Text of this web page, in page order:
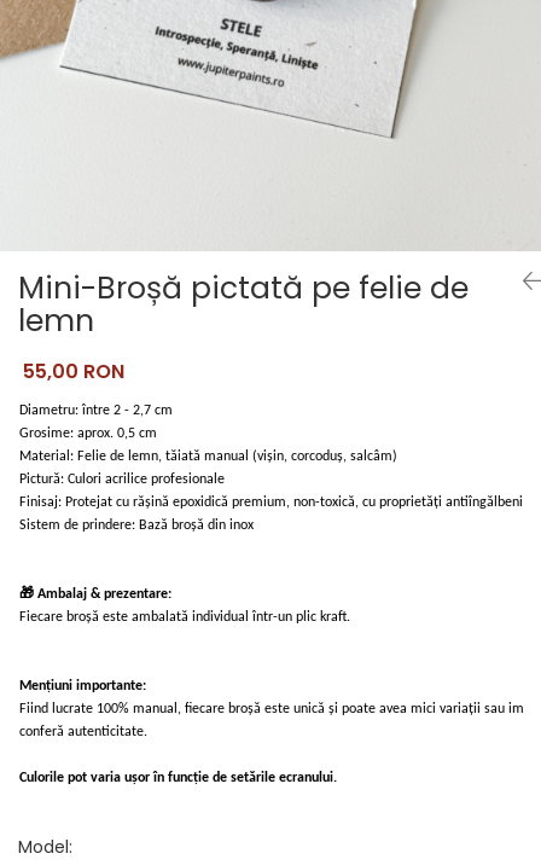
Pictate
Mini-Broșă pictată pe felie de
lemn
55,00 RON
Diametru: între 2 - 2,7 cm
Grosime: aprox. 0,5 cm
Material: Felie de lemn, tăiată manual (vișin, corcoduș, salcâm)
Pictură: Culori acrilice profesionale
Finisaj: Protejat cu rășină epoxidică premium, non-toxică, cu proprietăți antiîngălbenire
Sistem de prindere: Bază broșă din inox
🎁 Ambalaj & prezentare:
Fiecare broșă este ambalată individual într-un plic kraft.
Mențiuni importante:
Fiind lucrate 100% manual, fiecare broșă este unică și poate avea mici variații sau
conferă autenticitate.
Culorile pot varia ușor în funcție de setările ecranului.
Model: